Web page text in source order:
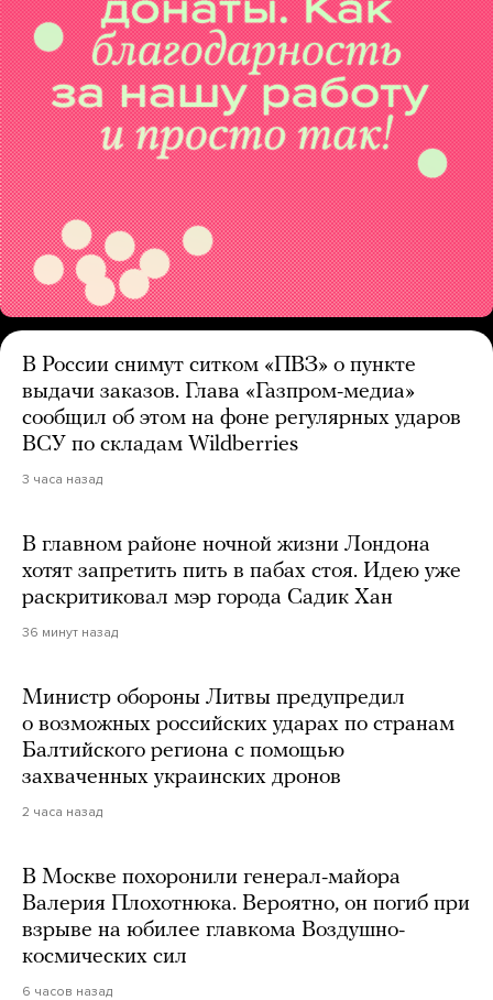
В России снимут ситком «ПВЗ» о пункте
выдачи заказов. Глава «Газпром-медиа»
сообщил об этом на фоне регулярных ударов
ВСУ по складам Wildberries
3 часа назад
В главном районе ночной жизни Лондона
хотят запретить пить в пабах стоя. Идею уже
раскритиковал мэр города Садик Хан
36 минут назад
Министр обороны Литвы предупредил
о возможных российских ударах по странам
Балтийского региона с помощью
захваченных украинских дронов
2 часа назад
В Москве похоронили генерал-майора
Валерия Плохотнюка. Вероятно, он погиб при
взрыве на юбилее главкома Воздушно-
космических сил
6 часов назад